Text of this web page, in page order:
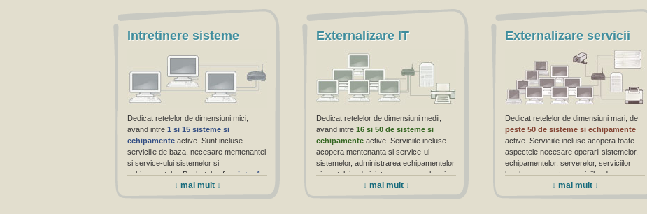
Intretinere sisteme
Dedicat retelelor de dimensiuni mici,
avand intre 1 si 15 sisteme si
echipamente active. Sunt incluse
serviciile de baza, necesare mentenantei
si service-ului sistemelor si
echipamentelor. Pachetele oferaintre 1
si 4 vizite lunare, siintre 4 si 8
interventii la cerere, lunar, la sediul
↓ mai mult ↓
Externalizare IT
Dedicat retelelor de dimensiuni medii,
avand intre 16 si 50 de sisteme si
echipamente active. Serviciile incluse
acopera mentenanta si service-ul
sistemelor, administrarea echipamentelor
si a retelei, administrarea serverelor si
serviciilor, precum si servicii de
telecomunicatii. Pachetele oferaintre 8
↓ mai mult ↓
Externalizare servicii
Dedicat retelelor de dimensiuni mari, de
peste 50 de sisteme si echipamente
active. Serviciile incluse acopera toate
aspectele necesare operarii sistemelor,
echipamentelor, serverelor, serviciilor
locale sau remote, serviciilor de
telecomunicatii de voce si date, backup
si replicare, servicii de infrastructura,
↓ mai mult ↓